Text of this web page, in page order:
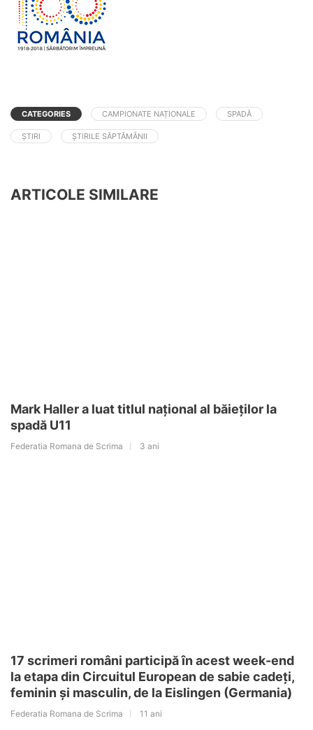
CATEGORIES CAMPIONATE NAȚIONALE SPADĂ
ȘTIRI ȘTIRILE SĂPTĂMÂNII
ARTICOLE SIMILARE
Mark Haller a luat titlul național al băieților la
spadă U11
Federatia Romana de Scrima 3 ani
17 scrimeri români participă în acest week-end
la etapa din Circuitul European de sabie cadeți,
feminin și masculin, de la Eislingen (Germania)
Federatia Romana de Scrima 11 ani